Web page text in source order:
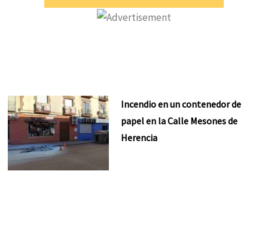
Incendio en un contenedor de
papel en la Calle Mesones de
Herencia